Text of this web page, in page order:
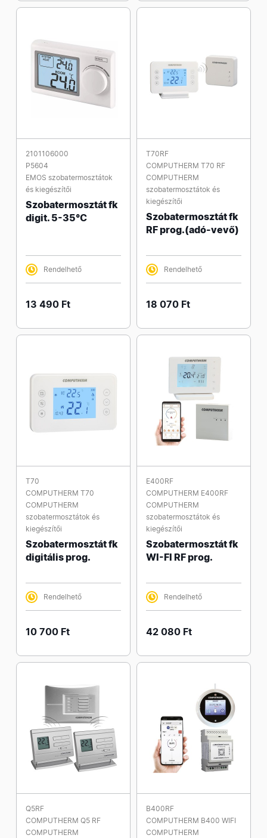
2101106000
P5604
EMOS szobatermosztátok
és kiegészítői
Szobatermosztát fk
digit. 5-35°C
Rendelhető
13 490 Ft
T70RF
COMPUTHERM T70 RF
COMPUTHERM
szobatermosztátok és
kiegészítői
Szobatermosztát fk
RF prog.(adó-vevő)
Rendelhető
18 070 Ft
T70
COMPUTHERM T70
COMPUTHERM
szobatermosztátok és
kiegészítői
Szobatermosztát fk
digitális prog.
Rendelhető
10 700 Ft
E400RF
COMPUTHERM E400RF
COMPUTHERM
szobatermosztátok és
kiegészítői
Szobatermosztát fk
WI-FI RF prog.
Rendelhető
42 080 Ft
Q5RF
COMPUTHERM Q5 RF
COMPUTHERM
B400RF
COMPUTHERM B400 WIFI
COMPUTHERM